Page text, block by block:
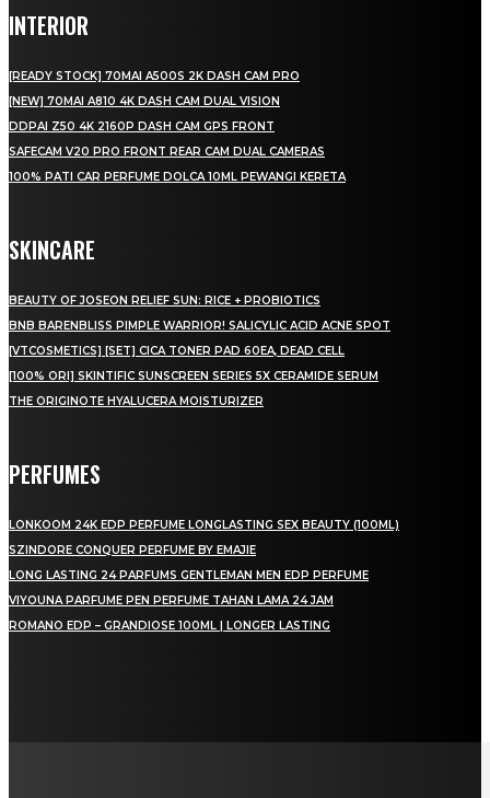
INTERIOR
[READY STOCK] 70MAI A500S 2K DASH CAM PRO
[NEW] 70MAI A810 4K DASH CAM DUAL VISION
DDPAI Z50 4K 2160P DASH CAM GPS FRONT
SAFECAM V20 PRO FRONT REAR CAM DUAL CAMERAS
100% PATI CAR PERFUME DOLCA 10ML PEWANGI KERETA
SKINCARE
BEAUTY OF JOSEON RELIEF SUN: RICE + PROBIOTICS
BNB BARENBLISS PIMPLE WARRIOR! SALICYLIC ACID ACNE SPOT
[VTCOSMETICS] [SET] CICA TONER PAD 60EA, DEAD CELL
[100% ORI] SKINTIFIC SUNSCREEN SERIES 5X CERAMIDE SERUM
THE ORIGINOTE HYALUCERA MOISTURIZER
PERFUMES
LONKOOM 24K EDP PERFUME LONGLASTING SEX BEAUTY (100ML)
SZINDORE CONQUER PERFUME BY EMAJIE
LONG LASTING 24 PARFUMS GENTLEMAN MEN EDP PERFUME
VIYOUNA PARFUME PEN PERFUME TAHAN LAMA 24 JAM
ROMANO EDP – GRANDIOSE 100ML | LONGER LASTING